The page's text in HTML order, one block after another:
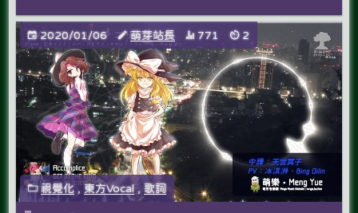
2020/01/06 萌芽站長 771 2
視覺化,東方Vocal, 歌詞